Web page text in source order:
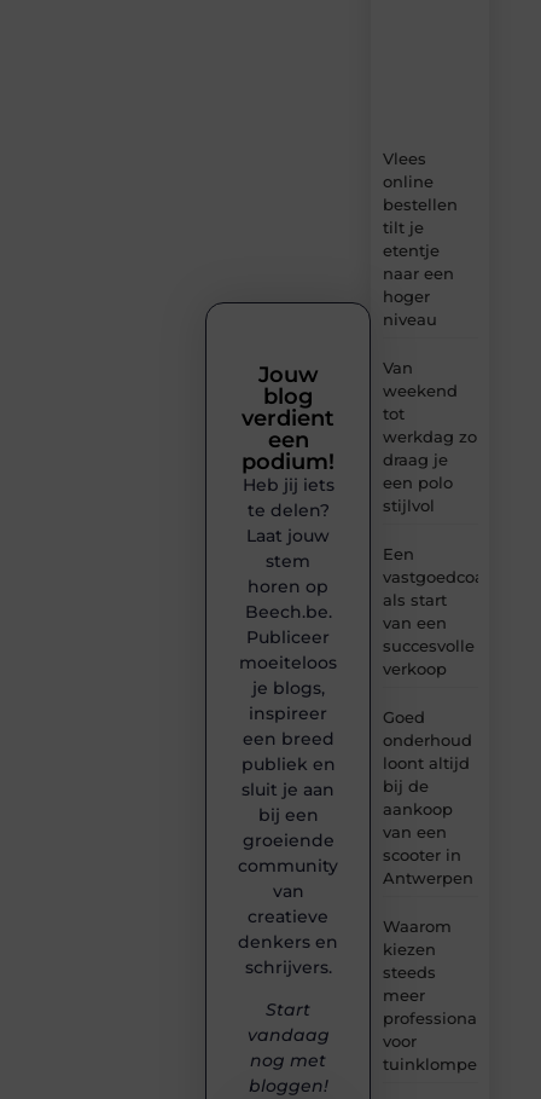
Vlees
online
bestellen
tilt je
etentje
naar een
hoger
niveau
Van
weekend
tot
werkdag zo
draag je
een polo
stijlvol
Een
vastgoedcoach
als start
van een
succesvolle
verkoop
Goed
onderhoud
loont altijd
bij de
aankoop
van een
scooter in
Antwerpen
Waarom
kiezen
steeds
meer
professionals
voor
tuinklompen?
Jouw
blog
verdient
een
podium!
Heb jij iets
te delen?
Laat jouw
stem
horen op
Beech.be.
Publiceer
moeiteloos
je blogs,
inspireer
een breed
publiek en
sluit je aan
bij een
groeiende
community
van
creatieve
denkers en
schrijvers.
Start
vandaag
nog met
bloggen!